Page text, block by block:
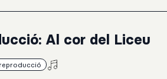
Al cor del Liceu